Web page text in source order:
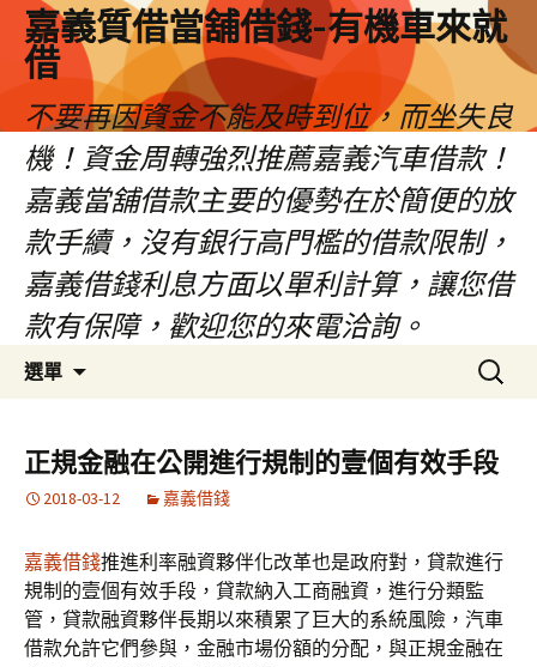
嘉義質借當舖借錢-有機車來就
借
不要再因資金不能及時到位，而坐失良
機！資金周轉強烈推薦嘉義汽車借款！
嘉義當舖借款主要的優勢在於簡便的放
款手續，沒有銀行高門檻的借款限制，
嘉義借錢利息方面以單利計算，讓您借
款有保障，歡迎您的來電洽詢。
選單
容
區
搜
尋
鍵
字:
正規金融在公開進行規制的壹個有效手段
2018-03-12 嘉義借錢
嘉義借錢推進利率融資夥伴化改革也是政府對，貸款進行
規制的壹個有效手段，貸款納入工商融資，進行分類監
管，貸款融資夥伴長期以來積累了巨大的系統風險，汽車
借款允許它們參與，金融市場份額的分配，與正規金融在